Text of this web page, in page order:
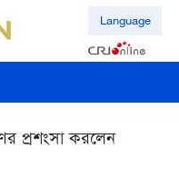
Language
প্রশংসা করলেন